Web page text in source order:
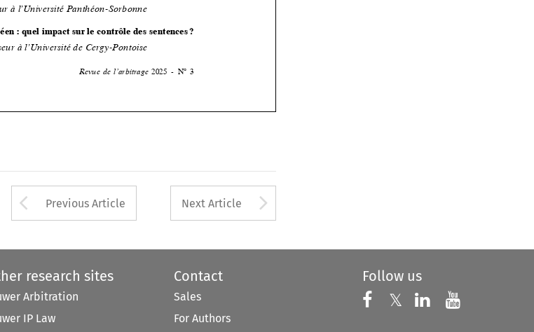
 
 


Arrow button used to open the Previous Article
Previous Article Next Article
research sites
Arbitration
IP Law
Contact
Sales
For Authors
Follow us
Follow us on
𝕏 Follow us on X
Follow us on
Follow